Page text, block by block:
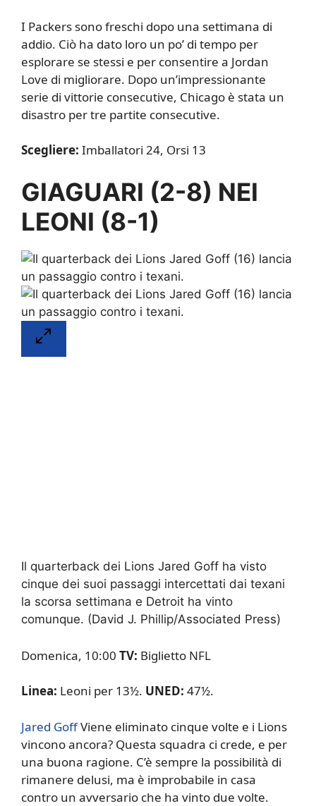
I Packers sono freschi dopo una settimana di
addio. Ciò ha dato loro un po’ di tempo per
esplorare se stessi e per consentire a Jordan
Love di migliorare. Dopo un’impressionante
serie di vittorie consecutive, Chicago è stata un
disastro per tre partite consecutive.
Scegliere: Imballatori 24, Orsi 13
GIAGUARI (2-8) NEI
LEONI (8-1)
Il quarterback dei Lions Jared Goff ha visto
cinque dei suoi passaggi intercettati dai texani
la scorsa settimana e Detroit ha vinto
comunque. (David J. Phillip/Associated Press)
Domenica, 10:00 TV: Biglietto NFL
Linea: Leoni per 13½. UNED: 47½.
Jared GoffViene eliminato cinque volte e i Lions
vincono ancora? Questa squadra ci crede, e per
una buona ragione. C’è sempre la possibilità di
rimanere delusi, ma è improbabile in casa
contro un avversario che ha vinto due volte.